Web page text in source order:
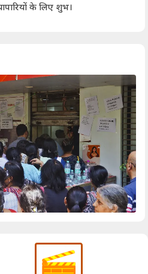
के लिए शुभ।